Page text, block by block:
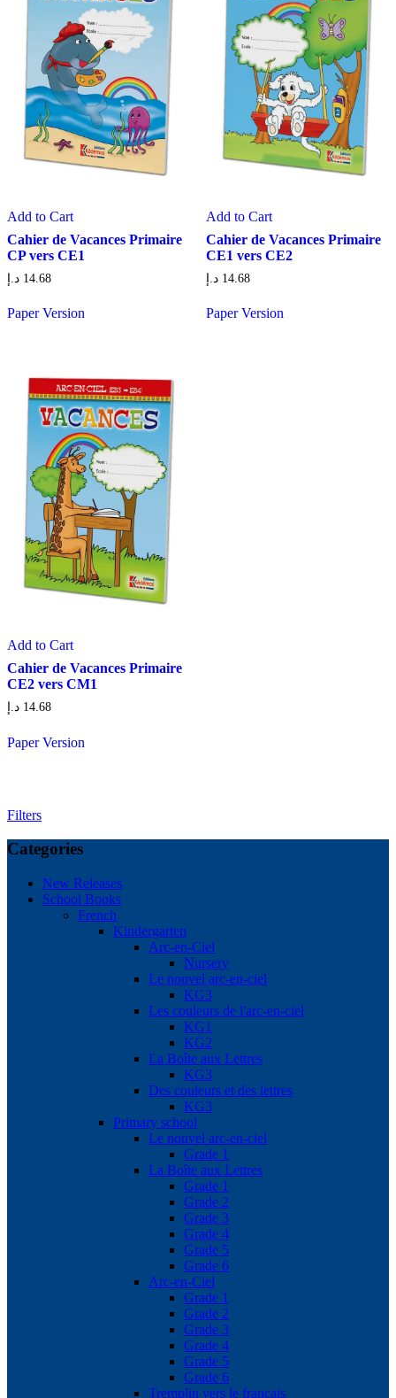
Add to Cart
Cahier de Vacances Primaire
CP vers CE1
14.68 د.إ
Paper Version
Add to Cart
Cahier de Vacances Primaire
CE1 vers CE2
14.68 د.إ
Paper Version
Add to Cart
Cahier de Vacances Primaire
CE2 vers CM1
14.68 د.إ
Paper Version
Filters
Categories
New Releases
School Books
French
Kindergarten
Arc-en-Ciel
Nursery
Le nouvel arc-en-ciel
KG3
Les couleurs de l'arc-en-ciel
KG1
KG2
La Boîte aux Lettres
KG3
Des couleurs et des lettres
KG3
Primary school
Le nouvel arc-en-ciel
Grade 1
La Boîte aux Lettres
Grade 1
Grade 2
Grade 3
Grade 4
Grade 5
Grade 6
Arc-en-Ciel
Grade 1
Grade 2
Grade 3
Grade 4
Grade 5
Grade 6
Tremplin vers le français